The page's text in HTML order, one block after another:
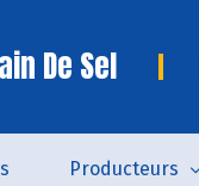
De Sel
Producteurs